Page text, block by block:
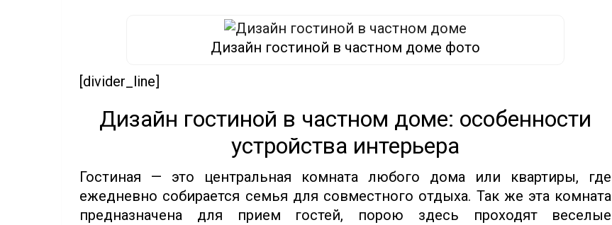
Дизайн гостиной в частном доме фото
[divider_line]
Дизайн гостиной в частном доме: особенности
устройства интерьера
Гостиная — это центральная комната любого дома или квартиры, где
ежедневно собирается семья для совместного отдыха. Так же эта комната
предназначена для прием гостей, порою здесь проходят веселые